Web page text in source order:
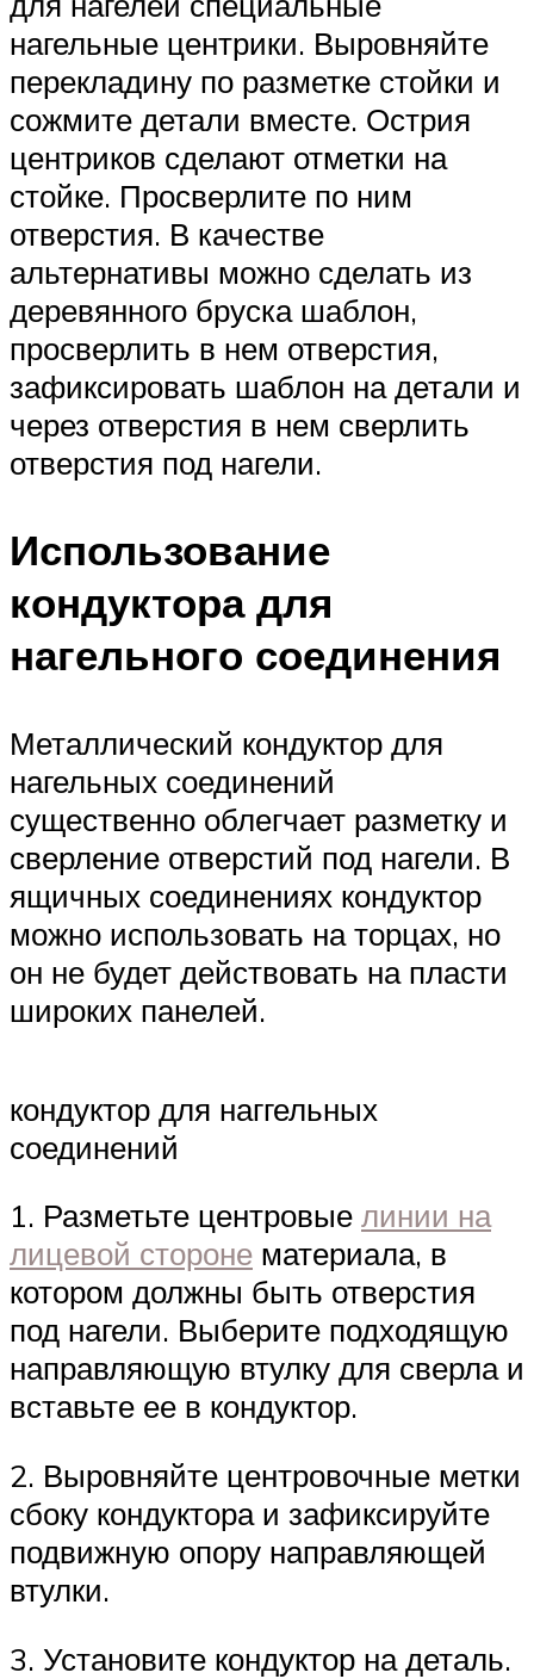
нагельные центрики. Выровняйте
перекладину по разметке стойки и
сожмите детали вместе. Острия
центриков сделают отметки на
стойке. Просверлите по ним
отверстия. В качестве
альтернативы можно сделать из
деревянного бруска шаблон,
просверлить в нем отверстия,
зафиксировать шаблон на детали и
через отверстия в нем сверлить
отверстия под нагели.
Использование
кондуктора для
нагельного соединения
Металлический кондуктор для
нагельных соединений
существенно облегчает разметку и
сверление отверстий под нагели. В
ящичных соединениях кондуктор
можно использовать на торцах, но
он не будет действовать на пласти
широких панелей.
кондуктор для наггельных
соединений
1. Разметьте центровые линии на
лицевой стороне материала, в
котором должны быть отверстия
под нагели. Выберите подходящую
направляющую втулку для сверла и
вставьте ее в кондуктор.
2. Выровняйте центровочные метки
сбоку кондуктора и зафиксируйте
подвижную опору направляющей
втулки.
3. Установите кондуктор на деталь.